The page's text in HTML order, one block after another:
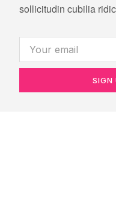
sollicitudin cubilia
SIGN